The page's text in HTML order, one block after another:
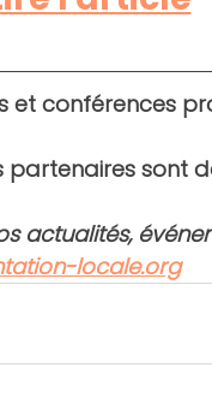
et conférences
partenaires sont
actualités,
locale.org